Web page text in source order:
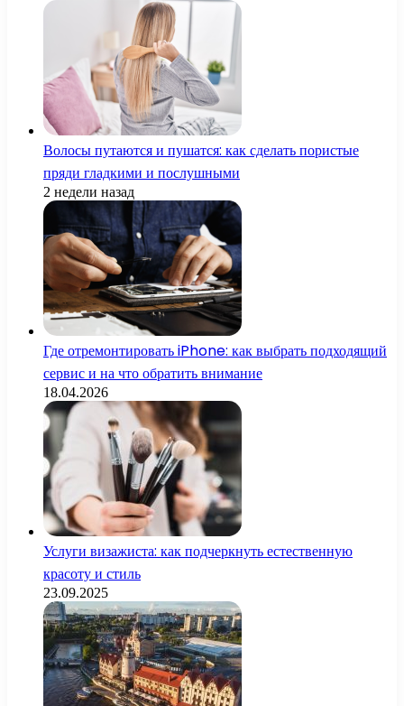
Волосы путаются и пушатся: как сделать пористые
пряди гладкими и послушными
2 недели назад
Где отремонтировать iPhone: как выбрать подходящий
сервис и на что обратить внимание
18.04.2026
Услуги визажиста: как подчеркнуть естественную
красоту и стиль
23.09.2025